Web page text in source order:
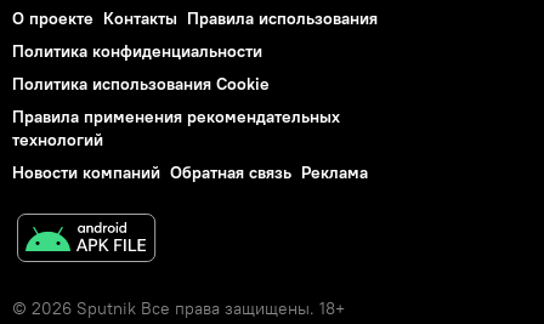
О проекте Контакты Правила использования
Политика конфиденциальности
Политика использования Cookie
Правила применения рекомендательных
технологий
Новости компаний Обратная связь Реклама
© 2026 Sputnik Все права защищены. 18+